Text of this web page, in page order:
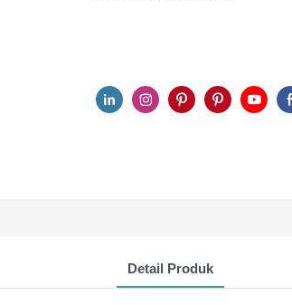
Detail Produk